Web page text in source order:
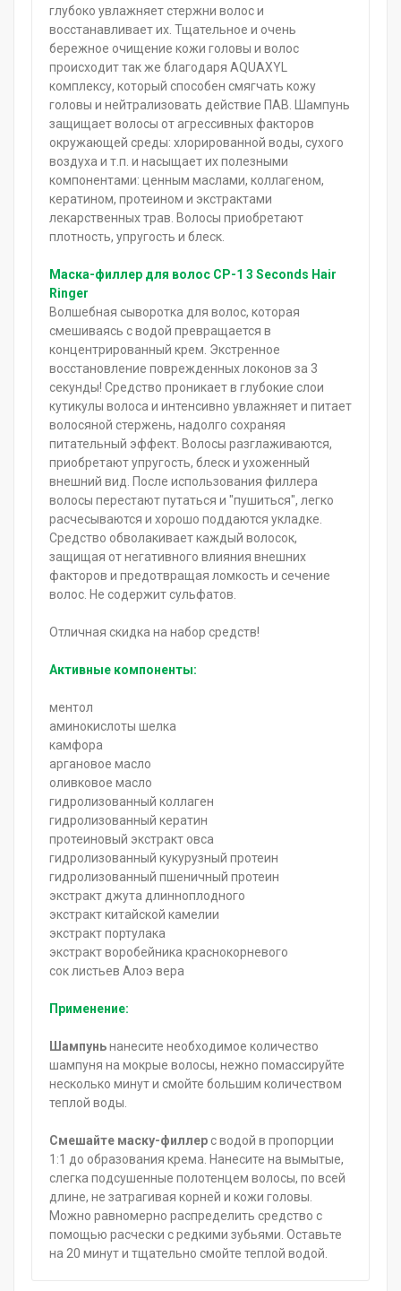
глубоко увлажняет стержни волос и
восстанавливает их. Тщательное и очень
бережное очищение кожи головы и волос
происходит так же благодаря AQUAXYL
комплексу, который способен смягчать кожу
головы и нейтрализовать действие ПАВ. Шампунь
защищает волосы от агрессивных факторов
окружающей среды: хлорированной воды, сухого
воздуха и т.п. и насыщает их полезными
компонентами: ценным маслами, коллагеном,
кератином, протеином и экстрактами
лекарственных трав. Волосы приобретают
плотность, упругость и блеск.
Маска-филлер для волос CP-1 3 Seconds Hair
Ringer
Волшебная сыворотка для волос, которая
смешиваясь с водой превращается в
концентрированный крем. Экстренное
восстановление поврежденных локонов за 3
секунды! Средство проникает в глубокие слои
кутикулы волоса и интенсивно увлажняет и питает
волосяной стержень, надолго сохраняя
питательный эффект. Волосы разглаживаются,
приобретают упругость, блеск и ухоженный
внешний вид. После использования филлера
волосы перестают путаться и "пушиться", легко
расчесываются и хорошо поддаются укладке.
Средство обволакивает каждый волосок,
защищая от негативного влияния внешних
факторов и предотвращая ломкость и сечение
волос. Не содержит сульфатов.
Отличная скидка на набор средств!
Активные компоненты:
ментол
аминокислоты шелка
камфора
аргановое масло
оливковое масло
гидролизованный коллаген
гидролизованный кератин
протеиновый экстракт овса
гидролизованный кукурузный протеин
гидролизованный пшеничный протеин
экстракт джута длинноплодного
экстракт китайской камелии
экстракт портулака
экстракт воробейника краснокорневого
сок листьев Алоэ вера
Применение:
Шампуньнанесите необходимое количество
шампуня на мокрые волосы, нежно помассируйте
несколько минут и смойте большим количеством
теплой воды.
Смешайте маску-филлерс водой в пропорции
1:1 до образования крема. Нанесите на вымытые,
слегка подсушенные полотенцем волосы, по всей
длине, не затрагивая корней и кожи головы.
Можно равномерно распределить средство с
помощью расчески с редкими зубьями. Оставьте
на 20 минут и тщательно смойте теплой водой.